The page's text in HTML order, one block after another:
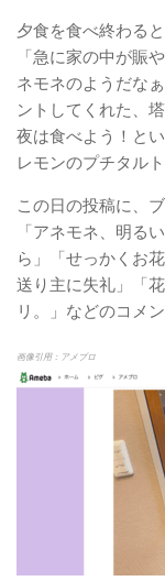
夕食を食べ終わる
「急に家の中が賑
ネモネのようだな
ントしてくれた、
夜は食べよう！と
レモンのプチタル
この日の投稿に、
「アネモネ、明る
ら」「せっかくお
送り主に失礼」「
リ。」などのコメ
画像引用：アメブロ